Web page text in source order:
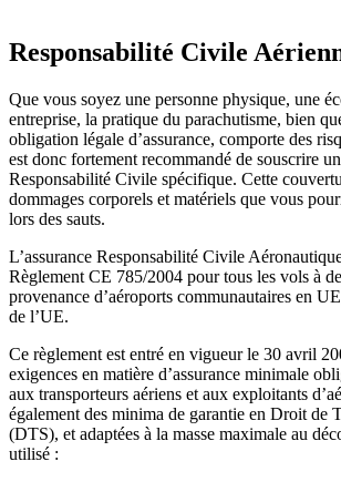
Responsabilité Civile
Que vous soyez une personne physique, une
entreprise, la pratique du parachutisme, bien
obligation légale d’assurance, comporte des
est donc fortement recommandé de souscrire
Responsabilité Civile spécifique. Cette
dommages corporels et matériels que vous
lors des sauts.
L’assurance Responsabilité Civile
Règlement CE 785/2004 pour tous les vols à
provenance d’aéroports communautaires en
de l’UE.
Ce règlement est entré en vigueur le 30 avril
exigences en matière d’assurance minimale
aux transporteurs aériens et aux exploitants
également des minima de garantie en Droit de
(DTS), et adaptées à la masse maximale au
utilisé :